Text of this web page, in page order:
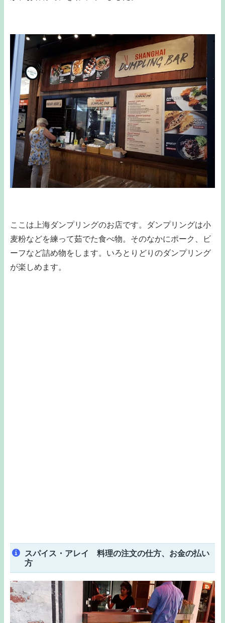
ここは上海ダンプリングのお店です。ダンプリングは小
麦粉などを練って茹でた食べ物。そのなかにポーク、ビ
ーフなど詰め物をします。いろとりどりのダンプリング
が楽しめます。
スパイス・アレイ 料理の注文の仕方、お金の払い
方